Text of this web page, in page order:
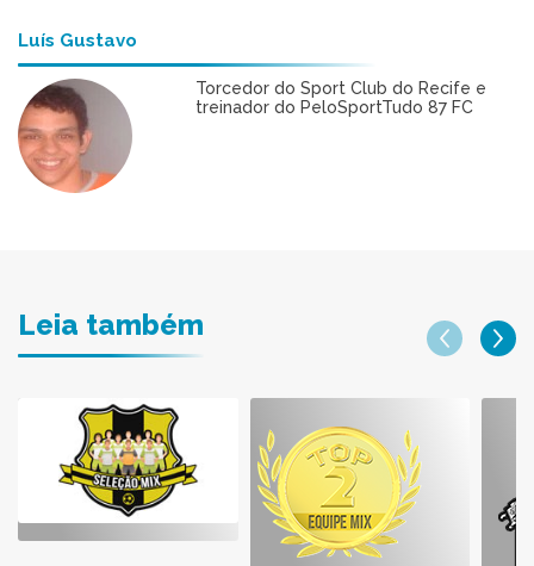
Luís Gustavo
Torcedor do Sport Club do Recife e
treinador do PeloSportTudo 87 FC
Leia também